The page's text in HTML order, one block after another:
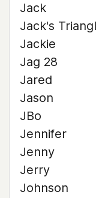
Jack
Jack's
Jackie
Jag 28
Jared
Jason
JBo
Jennifer
Jenny
Jerry
Johnson